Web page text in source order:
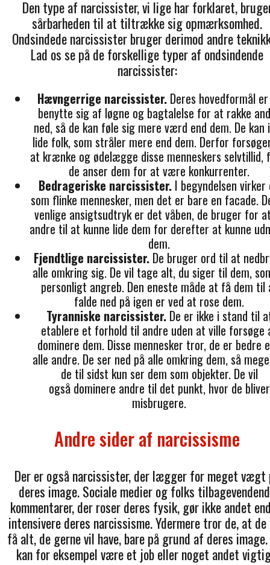
Den type af narcissister, vi lige har forklaret,
sårbarheden til at tiltrække sig opmærksomhed.
Ondsindede narcissister bruger derimod andre
Lad os se på de forskellige typer af ondsindende
narcissister:
Hævngerrige narcissister. Deres hovedformål
benytte sig af løgne og bagtalelse for at rakke
ned, så de kan føle sig mere værd end dem. De kan
lide folk, som stråler mere end dem. Derfor
at krænke og ødelægge disse menneskers selvtillid,
de anser dem for at være konkurrenter.
Bedrageriske narcissister. I begyndelsen virker
som flinke mennesker, men det er bare en facade.
venlige ansigtsudtryk er det våben, de bruger for
andre til at kunne lide dem for derefter at kunne
dem.
Fjendtlige narcissister.De bruger ord til at
alle omkring sig. De vil tage alt, du siger til dem,
personligt angreb. Den eneste måde at få dem til
falde ned på igen er ved at rose dem.
Tyranniske narcissister. De er ikke i stand til
etablere et forhold til andre uden at ville forsøge
dominere dem. Disse mennesker tror, de er bedre
alle andre. De ser ned på alle omkring dem, så
de til sidst kun ser dem som objekter. De vil
også dominere andre til det punkt, hvor de bliver
misbrugere.
Andre sider af narcissisme
Der er også narcissister, der lægger for meget vægt
deres image. Sociale medier og folks
kommentarer, der roser deres fysik, gør ikke andet
intensivere deres narcissisme. Ydermere tror de, at de
få alt, de gerne vil have, bare på grund af deres
kan for eksempel være et job eller noget andet